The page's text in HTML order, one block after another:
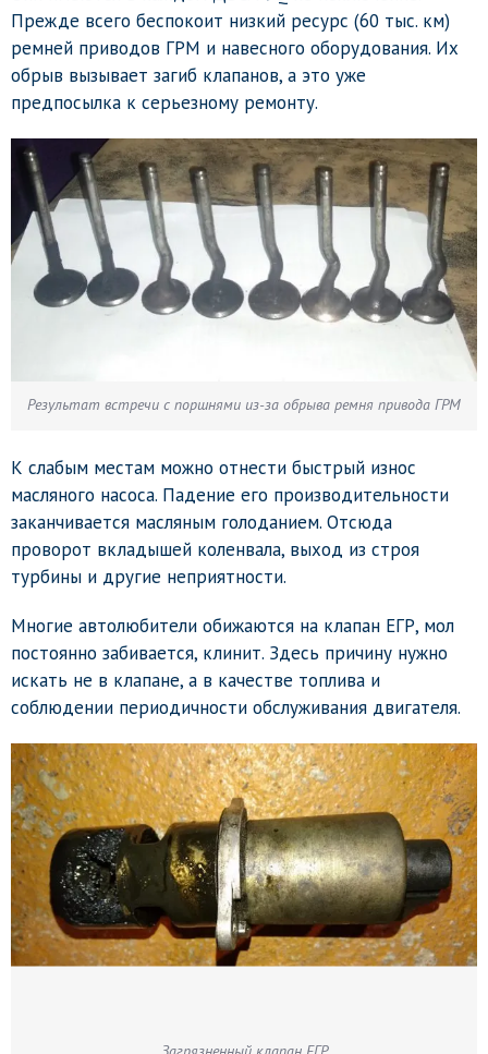
Прежде всего беспокоит низкий ресурс (60 тыс. км)
ремней приводов ГРМ и навесного оборудования. Их
обрыв вызывает загиб клапанов, а это уже
предпосылка к серьезному ремонту.
Результат встречи с поршнями из-за обрыва ремня привода ГРМ
К слабым местам можно отнести быстрый износ
масляного насоса. Падение его производительности
заканчивается масляным голоданием. Отсюда
проворот вкладышей коленвала, выход из строя
турбины и другие неприятности.
Многие автолюбители обижаются на клапан ЕГР, мол
постоянно забивается, клинит. Здесь причину нужно
искать не в клапане, а в качестве топлива и
соблюдении периодичности обслуживания двигателя.